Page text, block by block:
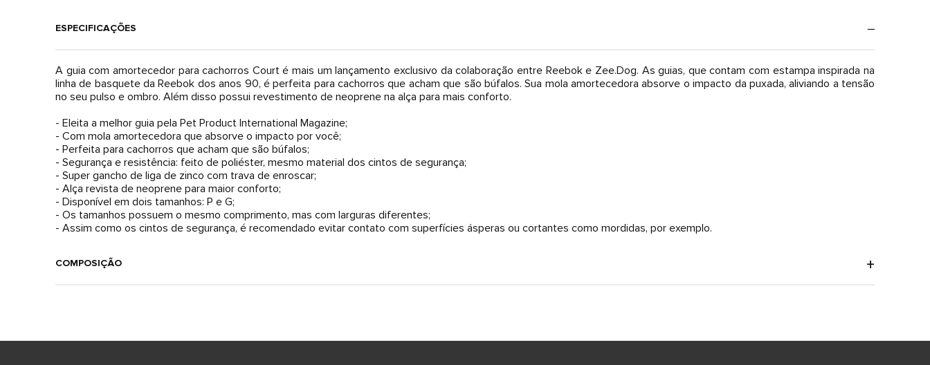
ESPECIFICAÇÕES
A guia com amortecedor para cachorros Court é mais um lançamento exclusivo da colaboração entre Reebok e Zee.Dog. As guias, que contam com estampa inspirada na
linha de basquete da Reebok dos anos 90, é perfeita para cachorros que acham que são búfalos. Sua mola amortecedora absorve o impacto da puxada, aliviando a tensão
no seu pulso e ombro. Além disso possui revestimento de neoprene na alça para mais conforto.
- Eleita a melhor guia pela Pet Product International Magazine;
- Com mola amortecedora que absorve o impacto por você;
- Perfeita para cachorros que acham que são búfalos;
- Segurança e resistência: feito de poliéster, mesmo material dos cintos de segurança;
- Super gancho de liga de zinco com trava de enroscar;
- Alça revista de neoprene para maior conforto;
- Disponível em dois tamanhos: P e G;
- Os tamanhos possuem o mesmo comprimento, mas com larguras diferentes;
- Assim como os cintos de segurança, é recomendado evitar contato com superfícies ásperas ou cortantes como mordidas, por exemplo.
COMPOSIÇÃO